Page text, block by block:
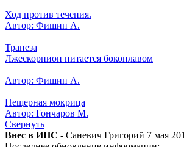
Ход против течения.
Автор: Фишин А.
Трапеза
Лжескорпион питается бокоплавом
Автор: Фишин А.
Пещерная мокрица
Автор: Гончаров М.
Свернуть
Внес в ИПС - Саневич Григорий 7 мая